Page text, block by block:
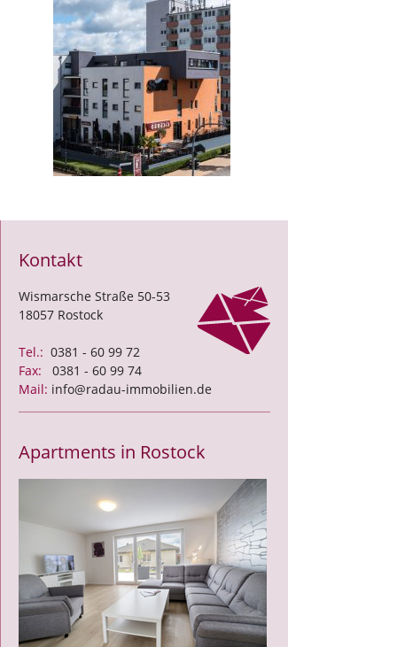
Kontakt
Wismarsche Straße 50-53
18057 Rostock
Tel.: 0381 - 60 99 72
Fax: 0381 - 60 99 74
Mail: info@radau-immobilien.de
Apartments in Rostock